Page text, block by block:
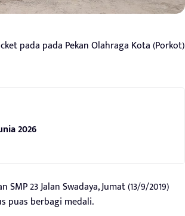
pada pada Pekan Olahraga Kota (Porkot)
2026
23 Jalan Swadaya, Jumat (13/9/2019)
puas berbagi medali.